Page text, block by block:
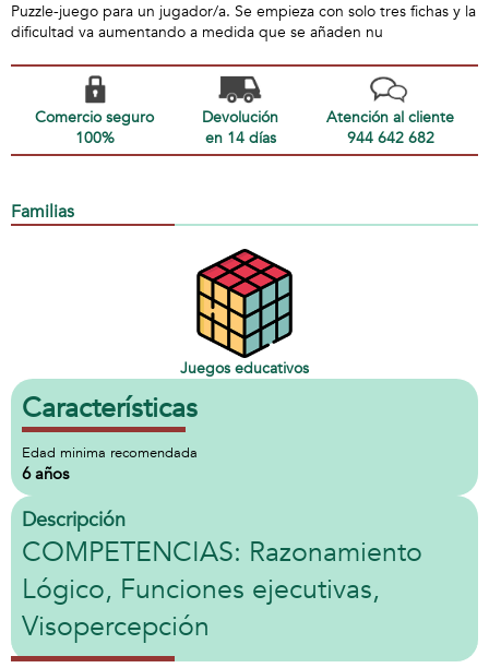
Puzzle-juego para un jugador/a. Se empieza con solo tres fichas y la
dificultad va aumentando a medida que se añaden nu
Comercio seguro
100%
Devolución
en 14 días
Atención al cliente
944 642 682
Familias
Juegos educativos
Características
Edad minima recomendada
6 años
Descripción
COMPETENCIAS: Razonamiento
Lógico, Funciones ejecutivas,
Visopercepción